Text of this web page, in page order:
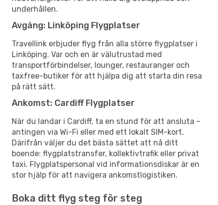
underhållen.
Avgång: Linköping Flygplatser
Travellink erbjuder flyg från alla större flygplatser i
Linköping. Var och en är välutrustad med
transportförbindelser, lounger, restauranger och
taxfree-butiker för att hjälpa dig att starta din resa
på rätt sätt.
Ankomst: Cardiff Flygplatser
När du landar i Cardiff, ta en stund för att ansluta –
antingen via Wi-Fi eller med ett lokalt SIM-kort.
Därifrån väljer du det bästa sättet att nå ditt
boende: flygplatstransfer, kollektivtrafik eller privat
taxi. Flygplatspersonal vid informationsdiskar är en
stor hjälp för att navigera ankomstlogistiken.
Boka ditt flyg steg för steg